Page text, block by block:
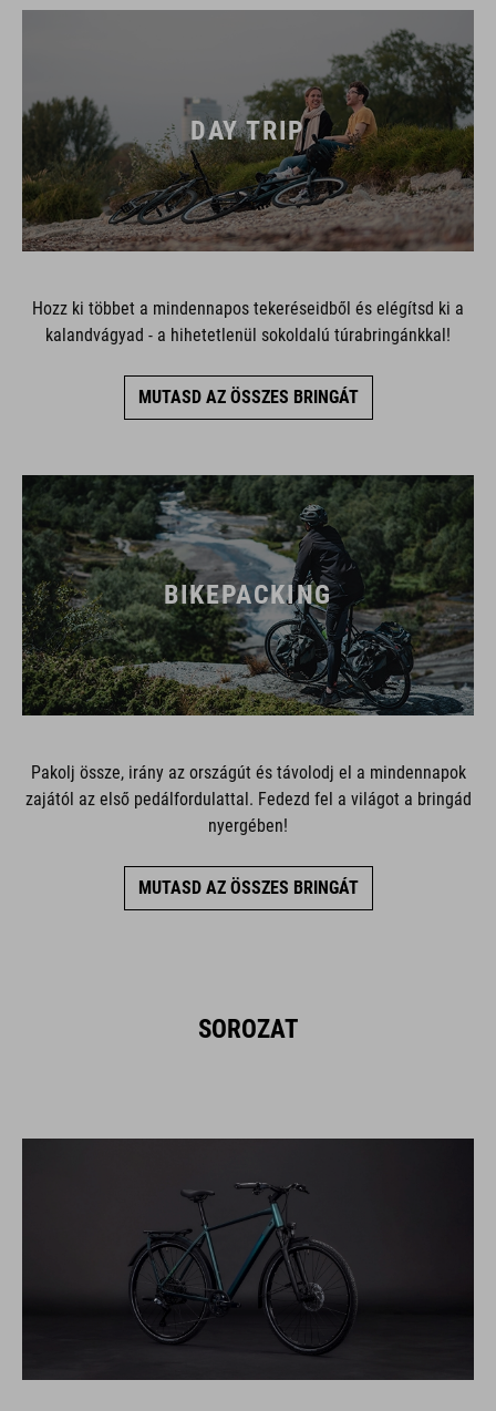
DAY TRIP
Hozz ki többet a mindennapos tekeréseidből és elégítsd ki a
kalandvágyad - a hihetetlenül sokoldalú túrabringánkkal!
MUTASD AZ ÖSSZES BRINGÁT
BIKEPACKING
Pakolj össze, irány az országút és távolodj el a mindennapok
zajától az első pedálfordulattal. Fedezd fel a világot a bringád
nyergében!
MUTASD AZ ÖSSZES BRINGÁT
SOROZAT